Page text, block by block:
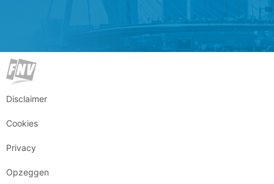
Disclaimer
Cookies
Privacy
Opzeggen